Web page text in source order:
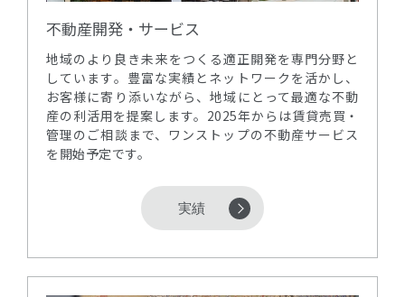
不動産開発・サービス
地域のより良き未来をつくる適正開発を専門分野と
しています。豊富な実績とネットワークを活かし、
お客様に寄り添いながら、地域にとって最適な不動
産の利活用を提案します。2025年からは賃貸売買・
管理のご相談まで、ワンストップの不動産サービス
を開始予定です。
実績